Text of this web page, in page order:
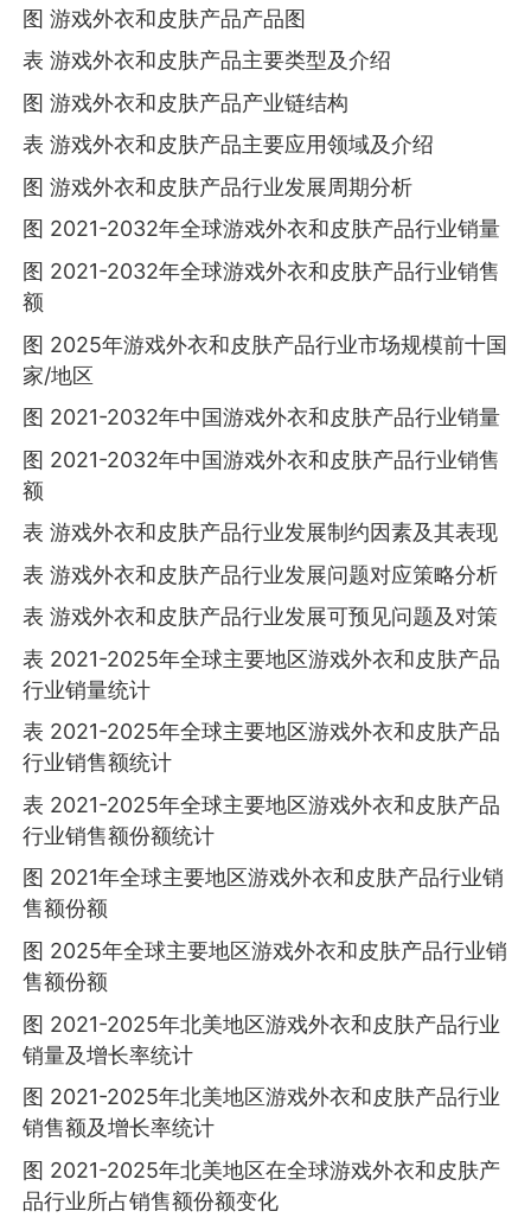
图 游戏外衣和皮肤产品产品图
表 游戏外衣和皮肤产品主要类型及介绍
图 游戏外衣和皮肤产品产业链结构
表 游戏外衣和皮肤产品主要应用领域及介绍
图 游戏外衣和皮肤产品行业发展周期分析
图 2021-2032年全球游戏外衣和皮肤产品行业销量
图 2021-2032年全球游戏外衣和皮肤产品行业销售
额
图 2025年游戏外衣和皮肤产品行业市场规模前十国
家/地区
图 2021-2032年中国游戏外衣和皮肤产品行业销量
图 2021-2032年中国游戏外衣和皮肤产品行业销售
额
表 游戏外衣和皮肤产品行业发展制约因素及其表现
表 游戏外衣和皮肤产品行业发展问题对应策略分析
表 游戏外衣和皮肤产品行业发展可预见问题及对策
表 2021-2025年全球主要地区游戏外衣和皮肤产品
行业销量统计
表 2021-2025年全球主要地区游戏外衣和皮肤产品
行业销售额统计
表 2021-2025年全球主要地区游戏外衣和皮肤产品
行业销售额份额统计
图 2021年全球主要地区游戏外衣和皮肤产品行业销
售额份额
图 2025年全球主要地区游戏外衣和皮肤产品行业销
售额份额
图 2021-2025年北美地区游戏外衣和皮肤产品行业
销量及增长率统计
图 2021-2025年北美地区游戏外衣和皮肤产品行业
销售额及增长率统计
图 2021-2025年北美地区在全球游戏外衣和皮肤产
品行业所占销售额份额变化